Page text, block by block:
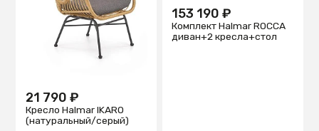
21 790 ₽
Кресло Halmar IKARO
(натуральный/серый)
153 190 ₽
Комплект Halmar ROCCA
диван+2 кресла+стол